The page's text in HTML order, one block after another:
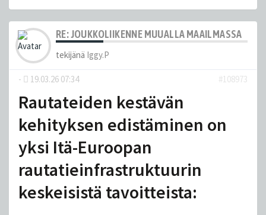
RE: JOUKKOLIIKENNE MUUALLA MAAILMASSA
tekijänä Iggy.P
- 19.03.26 07:34 #108973
Rautateiden kestävän
kehityksen edistäminen on
yksi Itä-Euroopan
rautatieinfrastruktuurin
keskeisistä tavoitteista: